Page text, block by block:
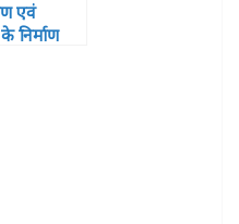
एवं
निर्माण